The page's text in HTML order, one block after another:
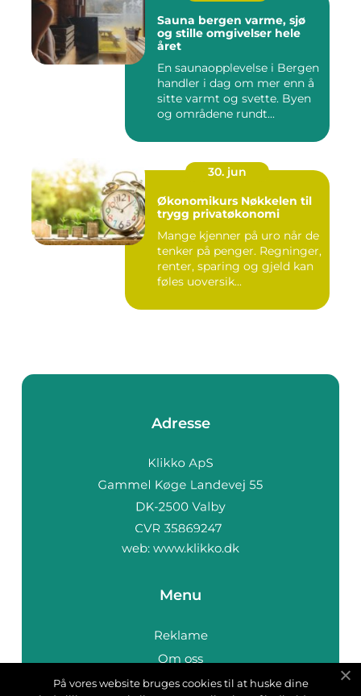
Sauna bergen varme, sjø
og stille omgivelser hele
året
En saunaopplevelse i Bergen
handler i dag om mer enn å
sitte varmt og svette. Byen
og områdene rundt...
30. jun
Økonomikurs Nøkkelen til
trygg privatøkonomi
Mange kjenner på uro når de
tenker på penger. Regninger,
renter, sparing og gjeld kan
føles uoversik...
Adresse
web: www.klikko.dk
Menu
Reklame
Om oss
Cookies
På vores website bruges cookies til at huske dine